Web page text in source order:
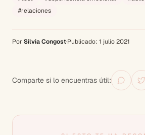
#relaciones
Por Silvia Congost·Publicado: 1 julio 2021
Comparte si lo encuentras útil: